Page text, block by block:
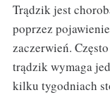
Trądzik jest
poprzez
zaczerwień.
trądzik wymaga
kilku tygodniach